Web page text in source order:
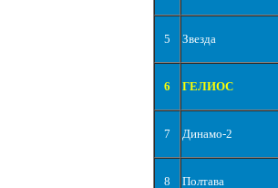
5 Звезда
6 ГЕЛИОС
7 Динамо-2
8 Полтава